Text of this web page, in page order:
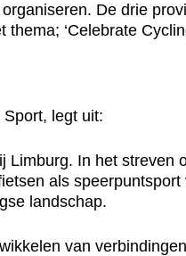
De drie
‘Celebrate
legt uit:
In het
als
landschap.
van